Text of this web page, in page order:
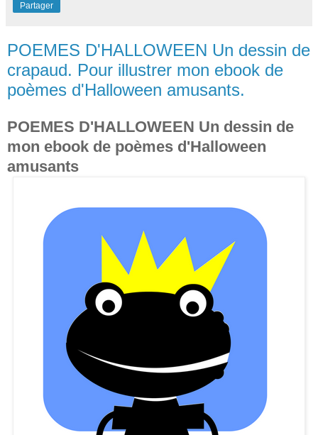
Partager
POEMES D'HALLOWEEN Un dessin de
crapaud. Pour illustrer mon ebook de
poèmes d'Halloween amusants.
POEMES D'HALLOWEEN Un dessin de
mon ebook de poèmes d'Halloween
amusants